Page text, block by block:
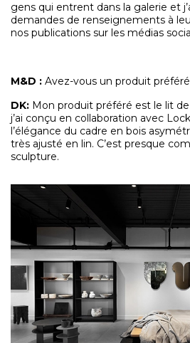
gens qui entrent dans la galerie et
demandes de renseignements à
nos publications sur les médias
M&D : Avez-vous un produit
DK: Mon produit préféré est le lit
j’ai conçu en collaboration avec
l’élégance du cadre en bois
très ajusté en lin. C’est presque
sculpture.